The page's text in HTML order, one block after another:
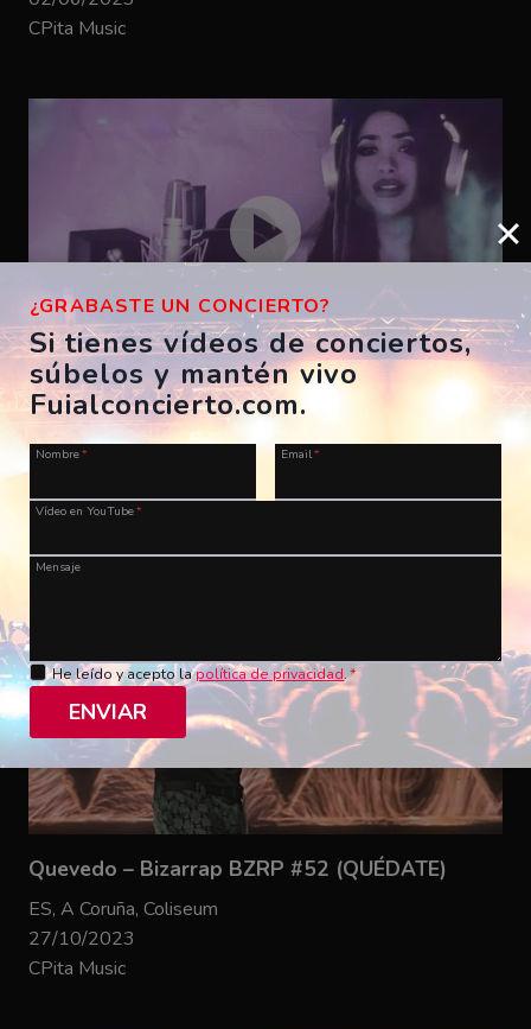
CPita Music
Bizarrap – SHAKIRA BZRP #53
ES, A Coruña, Morriña Festival
28/07/2023
CPita Music
Quevedo – Bizarrap BZRP #52 (QUÉDATE)
ES, A Coruña, Coliseum
27/10/2023
CPita Music
¿GRABASTE UN CONCIERTO?
Si tienes vídeos de conciertos,
súbelos y mantén vivo
Fuialconcierto.com.
Nombre* Email*
Vídeo en YouTube*
Mensaje
He leído y acepto lapolítica de privacidad.*
ENVIAR